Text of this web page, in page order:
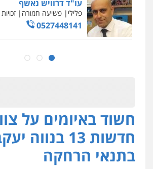
0542068898
אילן כץ – משרד עורכי
ועדות חקירה
0546680127
עו"ד שנהב אילון
פלילי פשיעה חמורה
חשוד באיומים על
חדשות 13
בתנאי הרחקה